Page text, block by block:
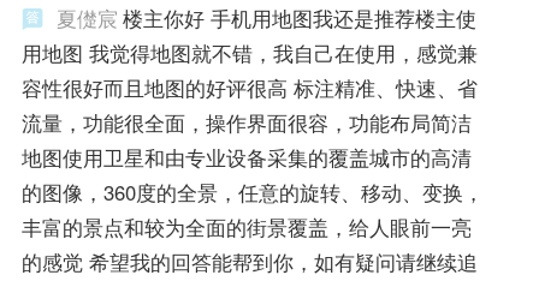
夏儊宸 楼主你好 手机用地图我还是推荐楼主使
用地图 我觉得地图就不错，我自己在使用，感觉兼
容性很好而且地图的好评很高 标注精准、快速、省
流量，功能很全面，操作界面很容，功能布局简洁
地图使用卫星和由专业设备采集的覆盖城市的高清
的图像，360度的全景，任意的旋转、移动、变换，
丰富的景点和较为全面的街景覆盖，给人眼前一亮
的感觉 希望我的回答能帮到你，如有疑问请继续追